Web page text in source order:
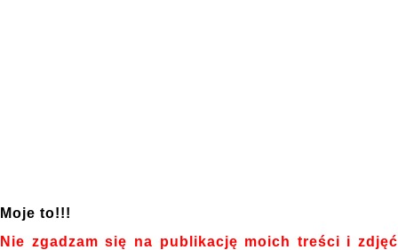
Moje to!!!
Nie zgadzam się na publikację moich treści i zdjęć